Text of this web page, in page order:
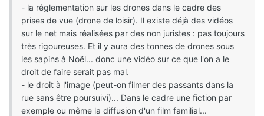
- la réglementation sur les drones dans le cadre des
prises de vue (drone de loisir). Il existe déjà des vidéos
sur le net mais réalisées par des non juristes : pas toujours
très rigoureuses. Et il y aura des tonnes de drones sous
les sapins à Noël... donc une vidéo sur ce que l'on a le
droit de faire serait pas mal.
- le droit à l'image (peut-on filmer des passants dans la
rue sans être poursuivi)... Dans le cadre une fiction par
exemple ou même la diffusion d'un film familial...